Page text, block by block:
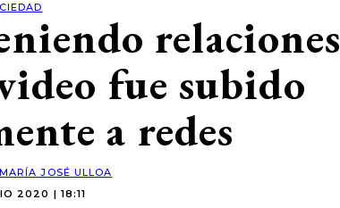
relaciones
fue subido
a redes
MARÍA JOSÉ ULLOA
2020 | 18:11